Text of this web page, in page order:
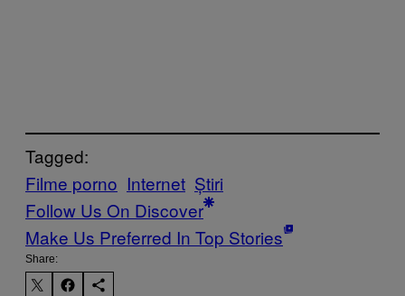
Tagged:
Filme porno Internet Știri
Follow Us On Discover
Make Us Preferred In Top Stories
Share: